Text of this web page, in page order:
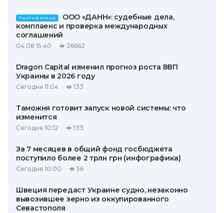
ПАРТНЕРСКАЯ
ООО «ДАНН»: судебные дела,
комплаенс и проверка международных
соглашений
04.08 15:40 26662
Dragon Capital изменил прогноз роста ВВП
Украины в 2026 году
Сегодня 11:04 133
Таможня готовит запуск новой системы: что
изменится
Сегодня 10:12 133
За 7 месяцев в общий фонд госбюджета
поступило более 2 трлн грн (инфографика)
Сегодня 10:00 56
Швеция передаст Украине судно, незаконно
вывозившее зерно из оккупированного
Севастополя